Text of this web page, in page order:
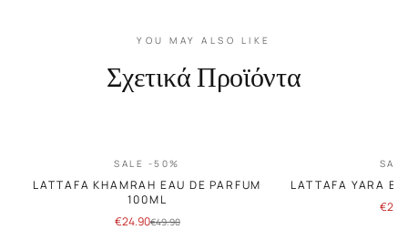
YOU MAY ALSO LIKE
Σχετικά Προϊόντα
SALE -50%
LATTAFA KHAMRAH EAU DE PARFUM
100ML
€24.90€49.90
LATTAFA YARA
€